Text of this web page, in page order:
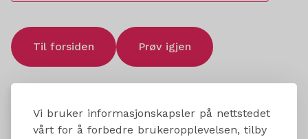
Vi bruker informasjonskapsler på nettstedet
vårt for å forbedre brukeropplevelsen, tilby
Til forsiden Prøv igjen